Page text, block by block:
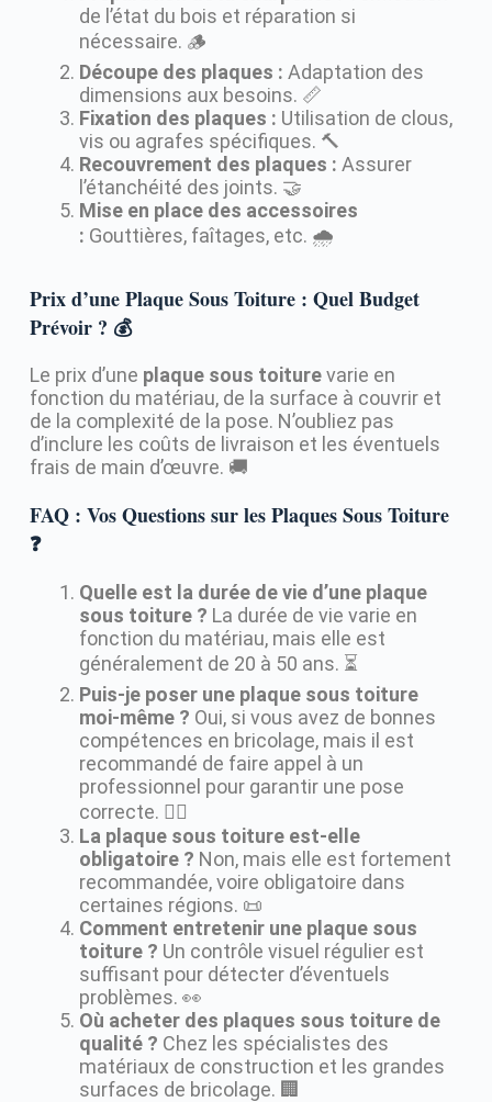
de l’état du bois et réparation si
nécessaire. 🪵
Découpe des plaques : Adaptation des
dimensions aux besoins. 📏
Fixation des plaques : Utilisation de clous,
vis ou agrafes spécifiques. 🔨
Recouvrement des plaques : Assurer
l’étanchéité des joints. 🤝
Mise en place des accessoires
: Gouttières, faîtages, etc. 🌧️
Prix d’une Plaque Sous Toiture : Quel Budget
Prévoir ? 💰
Le prix d’une plaque sous toiturevarie en
fonction du matériau, de la surface à couvrir et
de la complexité de la pose. N’oubliez pas
d’inclure les coûts de livraison et les éventuels
frais de main d’œuvre. 🚚
FAQ : Vos Questions sur les Plaques Sous Toiture
❓
Quelle est la durée de vie d’une plaque
sous toiture ? La durée de vie varie en
fonction du matériau, mais elle est
généralement de 20 à 50 ans. ⏳
Puis-je poser une plaque sous toiture
moi-même ? Oui, si vous avez de bonnes
compétences en bricolage, mais il est
recommandé de faire appel à un
professionnel pour garantir une pose
correcte. 👷‍♂️
La plaque sous toiture est-elle
obligatoire ? Non, mais elle est fortement
recommandée, voire obligatoire dans
certaines régions. 📜
Comment entretenir une plaque sous
toiture ? Un contrôle visuel régulier est
suffisant pour détecter d’éventuels
problèmes. 👀
Où acheter des plaques sous toiture de
qualité ? Chez les spécialistes des
matériaux de construction et les grandes
surfaces de bricolage. 🏢